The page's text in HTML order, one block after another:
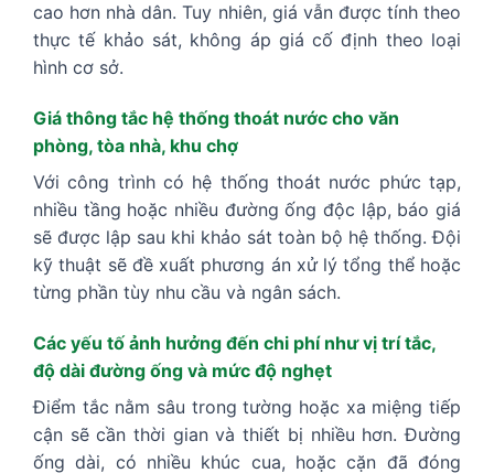
cao hơn nhà dân. Tuy nhiên, giá vẫn được tính theo
thực tế khảo sát, không áp giá cố định theo loại
hình cơ sở.
Giá thông tắc hệ thống thoát nước cho văn
phòng, tòa nhà, khu chợ
Với công trình có hệ thống thoát nước phức tạp,
nhiều tầng hoặc nhiều đường ống độc lập, báo giá
sẽ được lập sau khi khảo sát toàn bộ hệ thống. Đội
kỹ thuật sẽ đề xuất phương án xử lý tổng thể hoặc
từng phần tùy nhu cầu và ngân sách.
Các yếu tố ảnh hưởng đến chi phí như vị trí tắc,
độ dài đường ống và mức độ nghẹt
Điểm tắc nằm sâu trong tường hoặc xa miệng tiếp
cận sẽ cần thời gian và thiết bị nhiều hơn. Đường
ống dài, có nhiều khúc cua, hoặc cặn đã đóng